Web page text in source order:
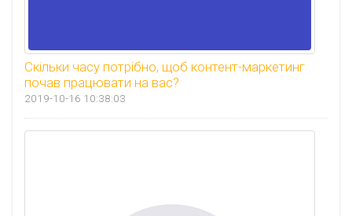
Скільки часу потрібно, щоб контент-маркетинг
почав працювати на вас?
2019-10-16 10:38:03